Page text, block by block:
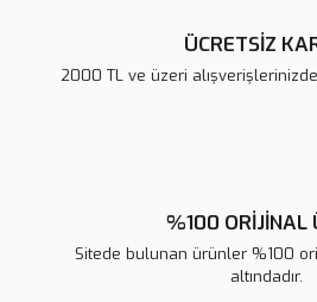
ÜCRETSİZ
2000 TL ve üzeri
%100 ORİJİNAL
Sitede bulunan ürünler %100
altındadır.